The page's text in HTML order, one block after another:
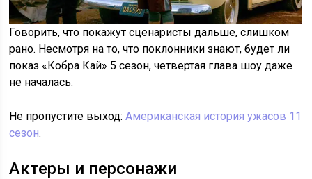
Говорить, что покажут сценаристы дальше, слишком
рано. Несмотря на то, что поклонники знают, будет ли
показ «Кобра Кай» 5 сезон, четвертая глава шоу даже
не началась.
Не пропустите выход:Американская история ужасов 11
сезон.
Актеры и персонажи